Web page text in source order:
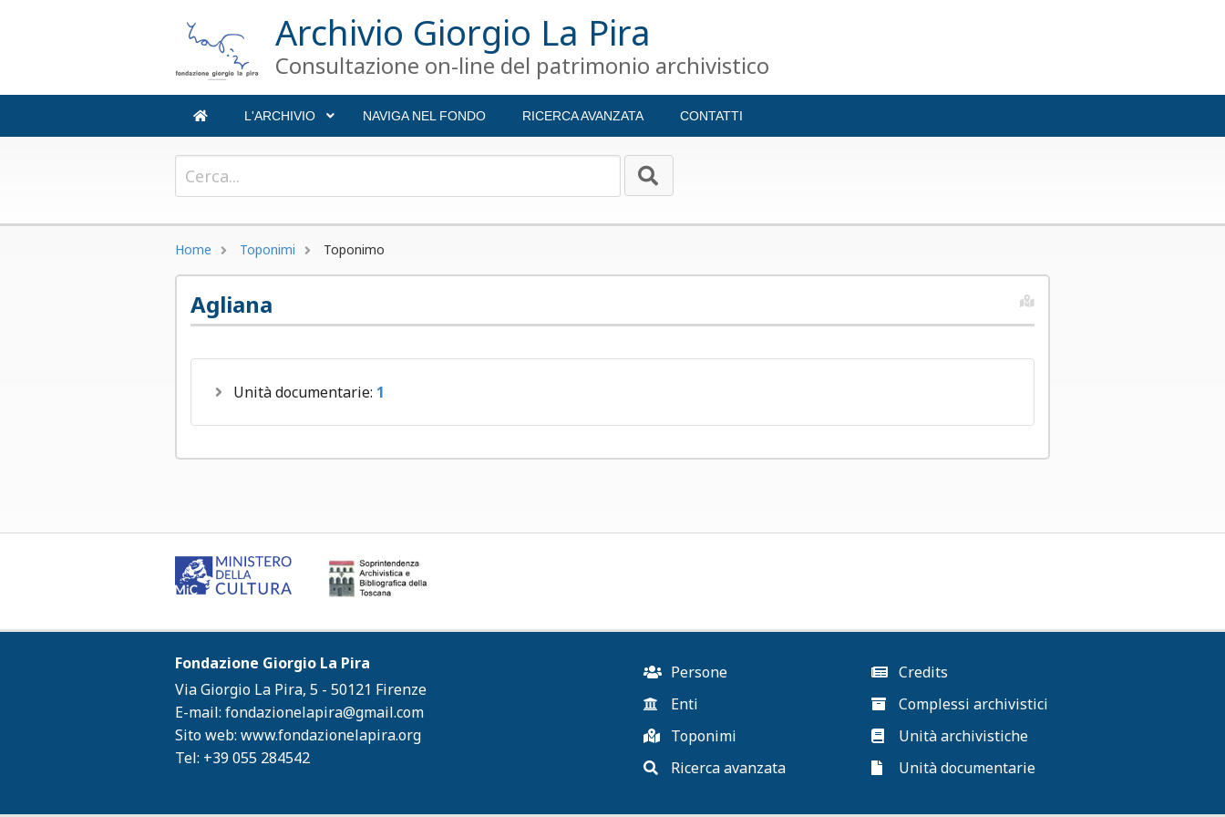
Archivio Giorgio La Pira
Consultazione on-line del patrimonio archivistico
L'ARCHIVIO NAVIGA NEL FONDO RICERCA AVANZATA CONTATTI
Home Toponimi Toponimo
Agliana
Unità documentarie: 1
Fondazione Giorgio La Pira
Via Giorgio La Pira, 5 - 50121 Firenze
E-mail: fondazionelapira@gmail.com
Sito web: www.fondazionelapira.org
Tel: +39 055 284542
Persone
Enti
Toponimi
Ricerca avanzata
Credits
Complessi archivistici
Unità archivistiche
Unità documentarie